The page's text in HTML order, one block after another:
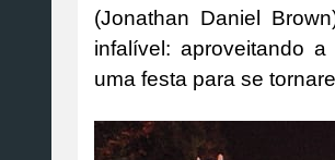
(Jonathan Daniel
infalível: aproveitando
uma festa para se